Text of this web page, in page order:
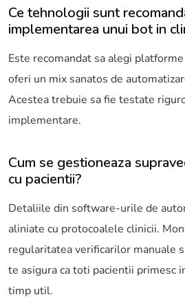
Ce tehnologii sunt
implementarea unui bot in
Este recomandat sa alegi
oferi un mix sanatos de
Acestea trebuie sa fie testate
implementare.
Cum se gestioneaza
cu pacientii?
Detaliile din software-urile de
aliniate cu protocoalele clinicii.
regularitatea verificarilor manuale
te asigura ca toti pacientii primesc
timp util.